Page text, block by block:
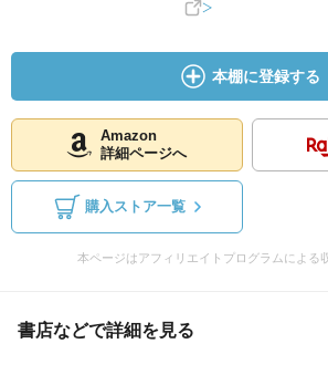
本棚に登録する
Amazon
詳細ページへ
購入ストア一覧
本ページはアフィリエイトプログラムによる
書店などで詳細を見る